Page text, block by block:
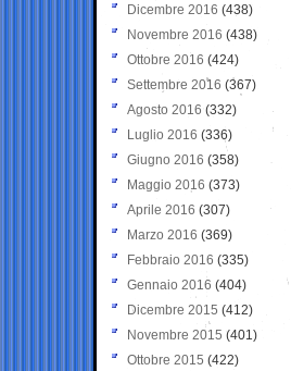
Dicembre 2016 (438)
Novembre 2016 (438)
Ottobre 2016 (424)
Settembre 2016 (367)
Agosto 2016 (332)
Luglio 2016 (336)
Giugno 2016 (358)
Maggio 2016 (373)
Aprile 2016 (307)
Marzo 2016 (369)
Febbraio 2016 (335)
Gennaio 2016 (404)
Dicembre 2015 (412)
Novembre 2015 (401)
Ottobre 2015 (422)